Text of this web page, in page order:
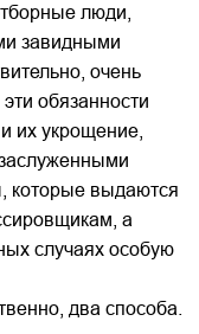
люди,
завидными
очень
обязанности
их укрощение,
которые выдаются
а
случаях особую
два способа.